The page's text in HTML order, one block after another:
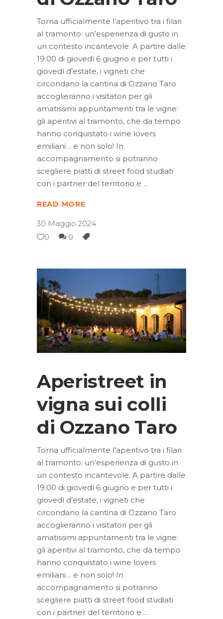
Torna ufficialmente l’aperitivo tra i filari
al tramonto: un’esperienza di gusto in
un contesto incantevole. A partire dalle
19.00 di giovedì 6 giugno e per tutti i
giovedì d’estate, i vigneti che
circondano la cantina di Ozzano Taro
accoglieranno i visitatori per gli
amatissimi appuntamenti tra le vigne:
gli aperitivi al tramonto, che da tempo
hanno conquistato i wine lovers
emiliani… e non solo! In
accompagnamento si potranno
scegliere piatti di street food studiati
con i partner del territorio e
READ MORE
30 Maggio 2024
0
0
Aperistreet in
vigna sui colli
di Ozzano Taro
Torna ufficialmente l’aperitivo tra i filari
al tramonto: un’esperienza di gusto in
un contesto incantevole. A partire dalle
19.00 di giovedì 6 giugno e per tutti i
giovedì d’estate, i vigneti che
circondano la cantina di Ozzano Taro
accoglieranno i visitatori per gli
amatissimi appuntamenti tra le vigne:
gli aperitivi al tramonto, che da tempo
hanno conquistato i wine lovers
emiliani… e non solo! In
accompagnamento si potranno
scegliere piatti di street food studiati
con i partner del territorio e